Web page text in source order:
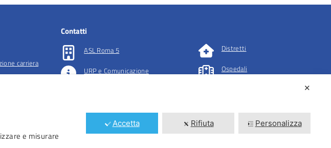
carriera
Contatti
ASL Roma 5
URP e Comunicazione
Distretti
Ospedali
✕
e misurare
Accetta Rifiuta Personalizza